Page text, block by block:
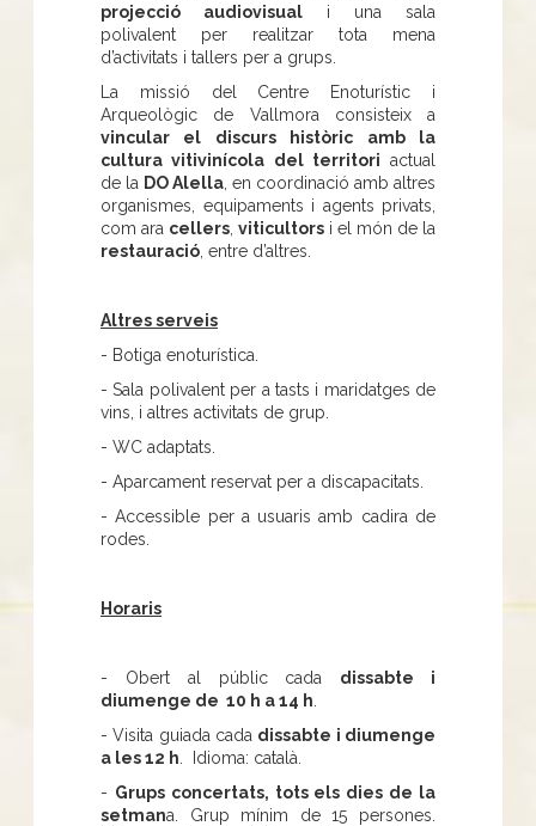
projecció audiovisual i una sala
polivalent per realitzar tota mena
d’activitats i tallers per a grups.
La missió del Centre Enoturístic i
Arqueològic de Vallmora consisteix a
vincular el discurs històric amb la
cultura vitivinícola del territori actual
de la DO Alella , en coordinació amb altres
organismes, equipaments i agents privats,
com ara cellers viticultors i el món de la
restauració , entre d’altres.
Altres serveis
- Botiga enoturística.
- Sala polivalent per a tasts i maridatges de
vins, i altres activitats de grup.
- WC adaptats.
- Aparcament reservat per a discapacitats.
- Accessible per a usuaris amb cadira de
rodes.
Horaris
- Obert al públic cada dissabte i
diumenge de 10 h a 14 h
- Visita guiada cada dissabte i diumenge
a les 12 h . Idioma: català.
- Grups concertats, tots els dies de la
setmana. Grup mínim de 15 persones.